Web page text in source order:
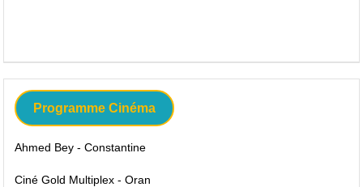
Programme Cinéma
Ahmed Bey - Constantine
Ciné Gold Multiplex - Oran